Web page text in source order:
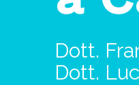
Dott.
Dott.